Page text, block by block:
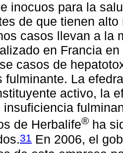
inocuos para la
de que tienen
casos llevan a la
en Francia
casos de
fulminante. La
activo, la
insuficiencia
de Herbalife® ha
31 En 2006, el